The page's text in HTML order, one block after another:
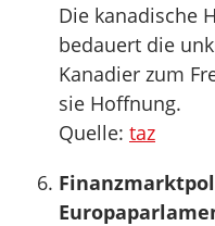
Die kanadische
bedauert die
Kanadier zum
sie Hoffnung.
Quelle: taz